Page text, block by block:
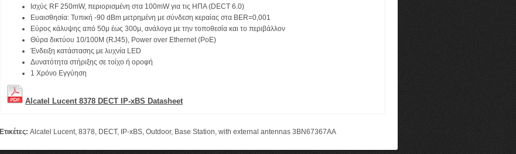
Ισχύς RF 250mW, περιορισμένη στα 100mW για τις ΗΠΑ (DECT 6.0)
Ευαισθησία: Τυπική -90 dBm μετρημένη με σύνδεση κεραίας στα BER=0,001
Εύρος κάλυψης από 50μ έως 300μ, ανάλογα με την τοποθεσία και το περιβάλλον
Θύρα δικτύου 10/100M (RJ45), Power over Ethernet (PoE)
Ένδειξη κατάστασης με λυχνία LED
Δυνατότητα στήριξης σε τοίχο ή οροφή
1 Χρόνο Εγγύηση
Alcatel Lucent 8378 DECT IP-xBS Datasheet
Ετικέτες: Alcatel Lucent, 8378, DECT, IP-xBS, Outdoor, Base Station, with external antennas 3BN67367AA